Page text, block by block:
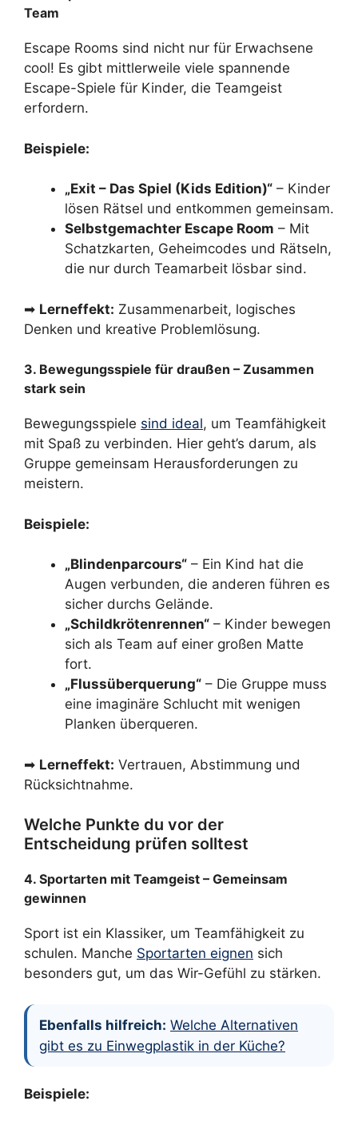
Team
Escape Rooms sind nicht nur für Erwachsene
cool! Es gibt mittlerweile viele spannende
Escape-Spiele für Kinder, die Teamgeist
erfordern.
Beispiele:
„Exit – Das Spiel (Kids Edition)“ – Kinder
lösen Rätsel und entkommen gemeinsam.
Selbstgemachter Escape Room – Mit
Schatzkarten, Geheimcodes und Rätseln,
die nur durch Teamarbeit lösbar sind.
➡ Lerneffekt: Zusammenarbeit, logisches
Denken und kreative Problemlösung.
3. Bewegungsspiele für draußen – Zusammen
stark sein
Bewegungsspiele sind ideal, um Teamfähigkeit
mit Spaß zu verbinden. Hier geht’s darum, als
Gruppe gemeinsam Herausforderungen zu
meistern.
Beispiele:
„Blindenparcours“ – Ein Kind hat die
Augen verbunden, die anderen führen es
sicher durchs Gelände.
„Schildkrötenrennen“ – Kinder bewegen
sich als Team auf einer großen Matte
fort.
„Flussüberquerung“ – Die Gruppe muss
eine imaginäre Schlucht mit wenigen
Planken überqueren.
➡ Lerneffekt: Vertrauen, Abstimmung und
Rücksichtnahme.
Welche Punkte du vor der
Entscheidung prüfen solltest
4. Sportarten mit Teamgeist – Gemeinsam
gewinnen
Sport ist ein Klassiker, um Teamfähigkeit zu
schulen. Manche Sportarten eignen sich
besonders gut, um das Wir-Gefühl zu stärken.
Ebenfalls hilfreich: Welche Alternativen
gibt es zu Einwegplastik in der Küche?
Beispiele: